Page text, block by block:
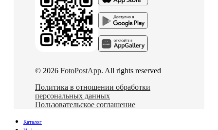
© 2026 FotoPostApp. All rights reserved
Политика в отношении обработки
персональных данных
Пользовательское соглашение
Каталог